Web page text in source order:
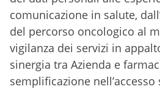
comunicazione in salute,
del percorso oncologico al
vigilanza dei servizi in
sinergia tra Azienda e
semplificazione